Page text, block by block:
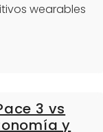
wearables
3 vs
y